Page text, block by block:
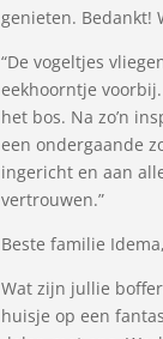
genieten. Bedankt!
“De vogeltjes
eekhoorntje
het bos. Na zo’n
een ondergaande
ingericht en aan
vertrouwen.”
Beste familie Idema,
Wat zijn jullie
huisje op een